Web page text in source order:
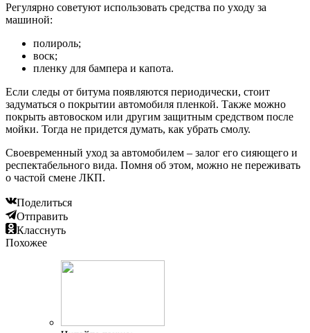
Регулярно советуют использовать средства по уходу за
машиной:
полироль;
воск;
пленку для бампера и капота.
Если следы от битума появляются периодически, стоит
задуматься о покрытии автомобиля пленкой. Также можно
покрыть автовоском или другим защитным средством после
мойки. Тогда не придется думать, как убрать смолу.
Своевременный уход за автомобилем – залог его сияющего и
респектабельного вида. Помня об этом, можно не переживать
о частой смене ЛКП.
Поделиться
Отправить
Класснуть
Похожее